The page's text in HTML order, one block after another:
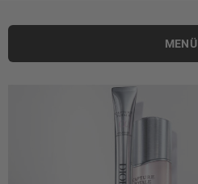
MENÜ